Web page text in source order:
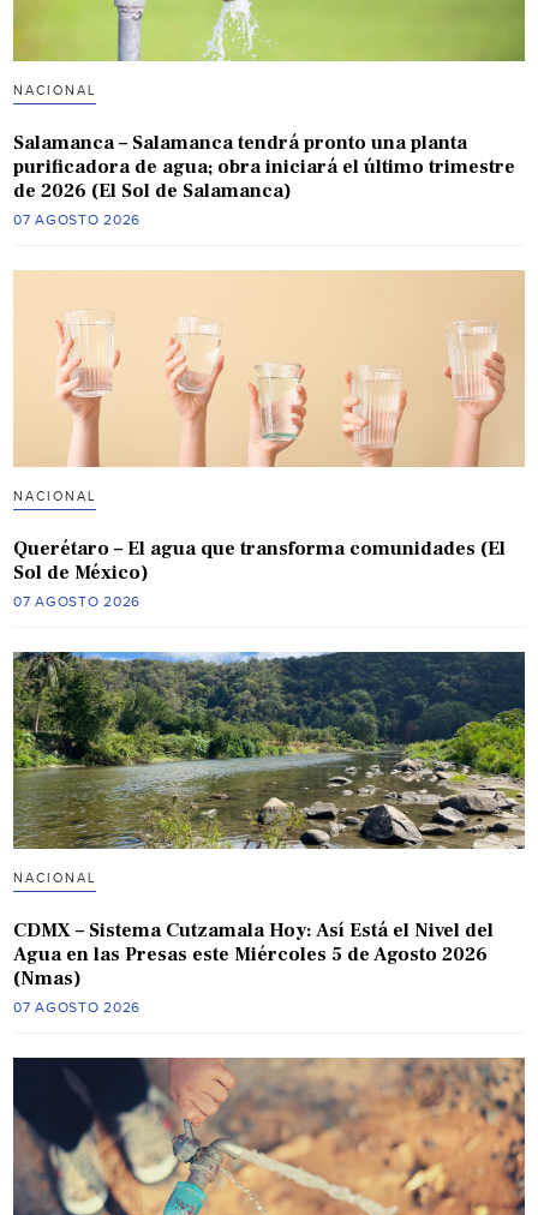
NACIONAL
Salamanca – Salamanca tendrá pronto una planta
purificadora de agua; obra iniciará el último trimestre
de 2026 (El Sol de Salamanca)
07 AGOSTO 2026
NACIONAL
Querétaro – El agua que transforma comunidades (El
Sol de México)
07 AGOSTO 2026
NACIONAL
CDMX – Sistema Cutzamala Hoy: Así Está el Nivel del
Agua en las Presas este Miércoles 5 de Agosto 2026
(Nmas)
07 AGOSTO 2026